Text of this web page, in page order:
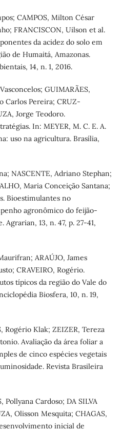
CAMPOS, Milton César
FRANCISCON, Uilson et al.
da acidez do solo em
de Humaitá, Amazonas.
14, n. 1, 2016.
GUIMARÃES,
Carlos Pereira; CRUZ-
Jorge Teodoro.
In: MEYER, M. C. E. A.
uso na agricultura. Brasília,
NASCENTE, Adriano Stephan;
Maria Conceição Santana;
Bioestimulantes no
agronômico do feijão-
13, n. 47, p. 27-41,
ARAÚJO, James
CRAVEIRO, Rogério.
típicos da região do Vale do
Biosfera, 10, n. 19,
Rogério Klak; ZEIZER, Tereza
Avaliação da área foliar a
de cinco espécies vegetais
Revista Brasileira
Pollyana Cardoso; DA SILVA
Olisson Mesquita; CHAGAS,
inicial de